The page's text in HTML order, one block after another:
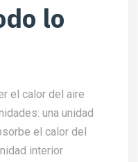
lo
el calor del aire
una unidad
el calor del
interior